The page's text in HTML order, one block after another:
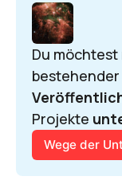
Du möchtest
Projekte
Wege der